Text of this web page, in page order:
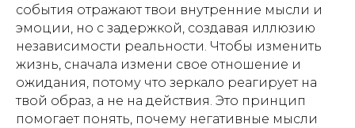
события отражают твои внутренние мысли и
эмоции, но с задержкой, создавая иллюзию
независимости реальности. Чтобы изменить
жизнь, сначала измени свое отношение и
ожидания, потому что зеркало реагирует на
твой образ, а не на действия. Это принцип
помогает понять, почему негативные мысли